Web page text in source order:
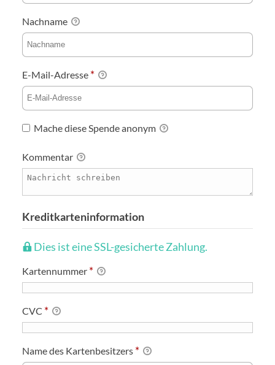
Nachname
E-Mail-Adresse *
Mache diese Spende anonym
Kommentar
Kreditkarteninformation
Dies ist eine SSL-gesicherte Zahlung.
Kartennummer *
CVC *
Name des Kartenbesitzers *